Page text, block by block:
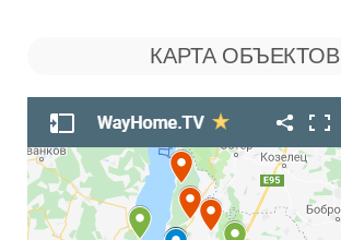
КАРТА ОБЪЕКТОВ